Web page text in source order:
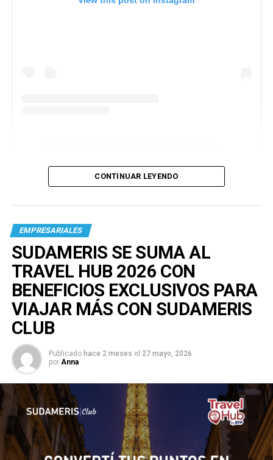
CONTINUAR LEYENDO
EMPRESARIALES
SUDAMERIS SE SUMA AL
TRAVEL HUB 2026 CON
BENEFICIOS EXCLUSIVOS PARA
VIAJAR MÁS CON SUDAMERIS
CLUB
Publicado hace 2 meses el 27 mayo, 2026
por Anna